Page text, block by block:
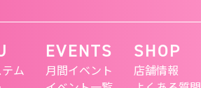
ム
EVENTS
月間イベント
SHOP
店舗情報